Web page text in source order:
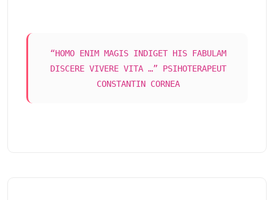
“HOMO ENIM MAGIS INDIGET HIS FABULAM
DISCERE VIVERE VITA …” PSIHOTERAPEUT
CONSTANTIN CORNEA